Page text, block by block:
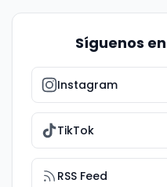
Síguenos
Instagram
TikTok
RSS Feed